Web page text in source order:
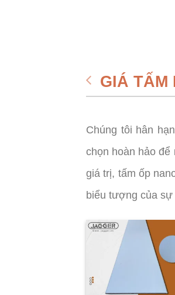
GIÁ TẤM
Chúng tôi hân
chọn hoàn hảo
giá trị, tấm ốp
biểu tượng của sự